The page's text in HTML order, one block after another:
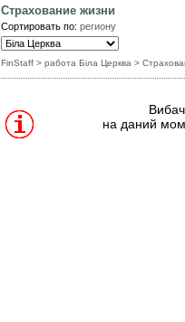
Страхование жизни
Сортировать по: региону
FinStaff > работа Біла Церква >
на даний